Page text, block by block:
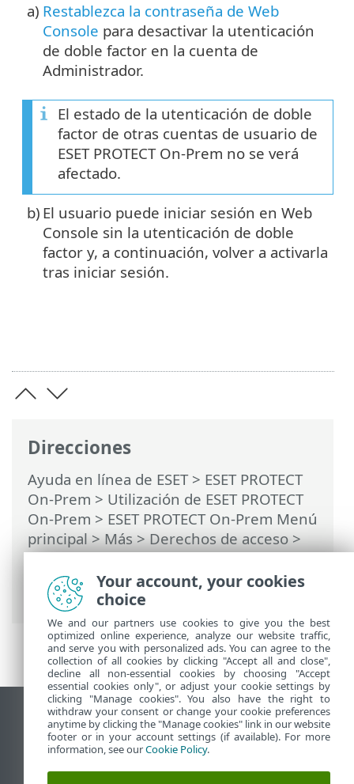
Direcciones
Ayuda en línea de ESET> ESET PROTECT
On-Prem > Utilización de ESET PROTECT
On-Prem > ESET PROTECT On-Prem Menú
principal>Más>Derechos de acceso>
Usuarios>Asignar un conjunto de
permisos a un usuario> Autenticación de
doble factor
a) Restablezca la contraseña de Web
Console para desactivar la utenticación
de doble factor en la cuenta de
Administrador.
El estado de la utenticación de doble
factor de otras cuentas de usuario de
ESET PROTECT On-Prem no se verá
afectado.
b) El usuario puede iniciar sesión en Web
Console sin la utenticación de doble
factor y, a continuación, volver a activarla
tras iniciar sesión.
Ver sitio para ordenador
End of Life
Base de conocimiento de ESET
Your account, your cookies
choice
We and our partners use cookies to give you the best
optimized online experience, analyze our website traffic,
and serve you with personalized ads. You can agree to the
collection of all cookies by clicking "Accept all and close",
decline all non-essential cookies by choosing "Accept
essential cookies only", or adjust your cookie settings by
clicking "Manage cookies". You also have the right to
withdraw your consent or change your cookie preferences
anytime by clicking the "Manage cookies" link in our website
footer or in your account settings (if available). For more
information, see ourCookie Policy.